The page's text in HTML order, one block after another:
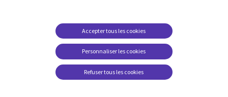
Études de cas
Baladodiffusions
Restrictions et
conditions juridiques
Carrières FAQ
Centre de gestion des
Personnaliser les cookies
Accepter tous les cookies
Refuser tous les cookies